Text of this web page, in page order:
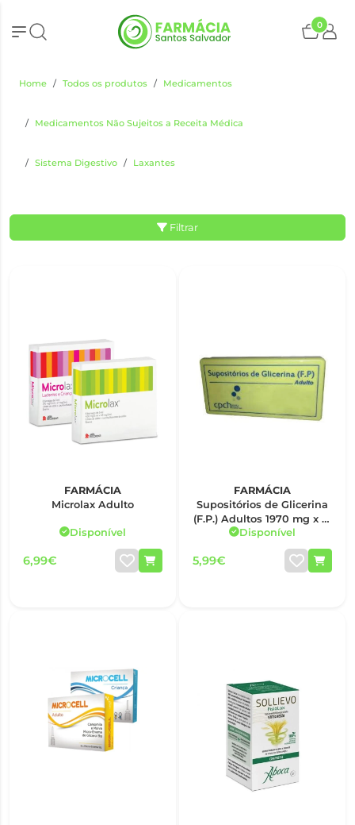
0
Home Todos os produtos Medicamentos
Medicamentos Não Sujeitos a Receita Médica
Sistema Digestivo Laxantes
Filtrar
FARMÁCIA
Microlax Adulto
Disponível
6,99€
FARMÁCIA
Supositórios de Glicerina
(F.P.) Adultos 1970 mg x 12
sup
Disponível
5,99€